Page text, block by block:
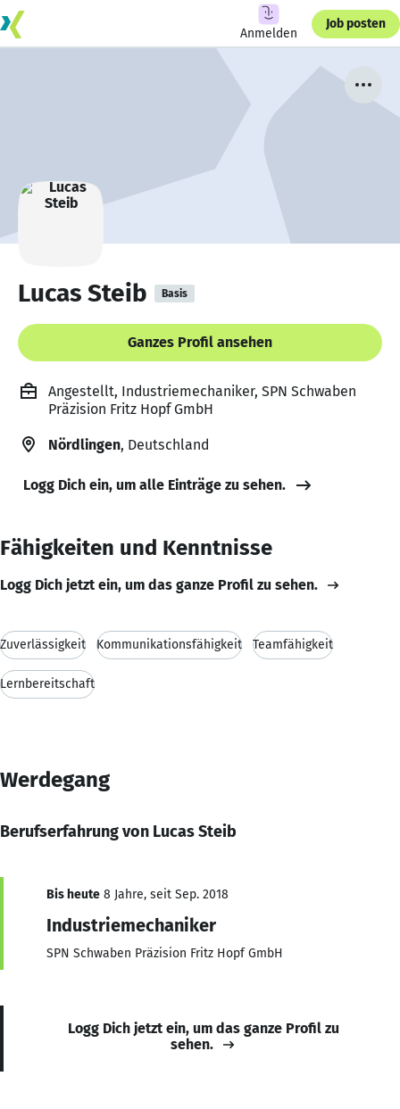
Anmelden
Job posten
Lucas Steib Basis
Ganzes Profil ansehen
Angestellt, Industriemechaniker, SPN Schwaben
Präzision Fritz Hopf GmbH
Nördlingen, Deutschland
Logg Dich ein, um alle Einträge zu sehen.
Fähigkeiten und Kenntnisse
Logg Dich jetzt ein, um das ganze Profil zu sehen.
Zuverlässigkeit Kommunikationsfähigkeit Teamfähigkeit
Lernbereitschaft
Werdegang
Berufserfahrung von Lucas Steib
Bis heute 8 Jahre, seit Sep. 2018
Industriemechaniker
SPN Schwaben Präzision Fritz Hopf GmbH
Logg Dich jetzt ein, um das ganze Profil zu
sehen.